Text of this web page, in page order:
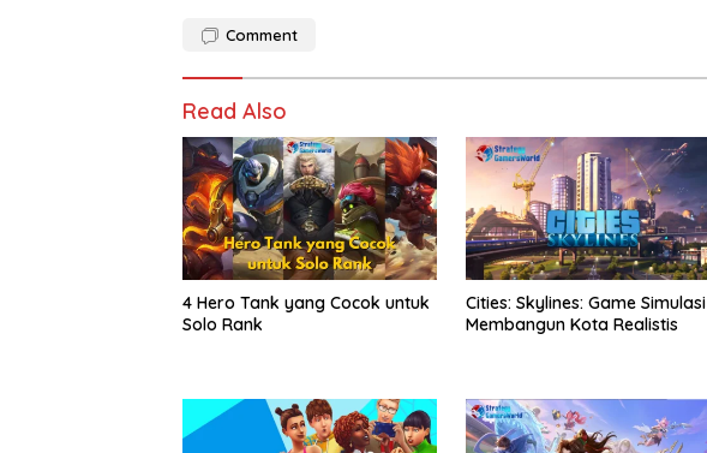
Comment
Read Also
4 Hero Tank yang Cocok untuk
Solo Rank
Cities: Skylines: Game Simulasi
Membangun Kota Realistis